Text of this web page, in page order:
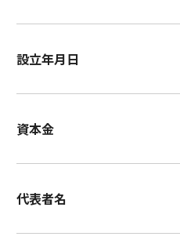
設立年月日
資本金
代表者名